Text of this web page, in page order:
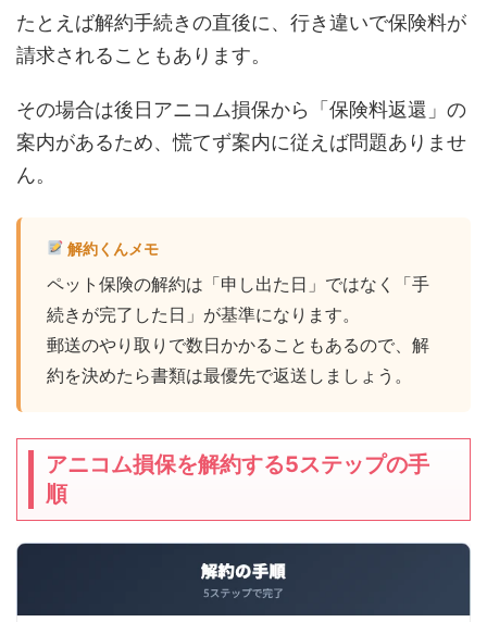
たとえば解約手続きの直後に、行き違いで保険料が
請求されることもあります。
その場合は後日アニコム損保から「保険料返還」の
案内があるため、慌てず案内に従えば問題ありませ
ん。
解約くんメモ
ペット保険の解約は「申し出た日」ではなく「手
続きが完了した日」が基準になります。
郵送のやり取りで数日かかることもあるので、解
約を決めたら書類は最優先で返送しましょう。
アニコム損保を解約する5ステップの手
順